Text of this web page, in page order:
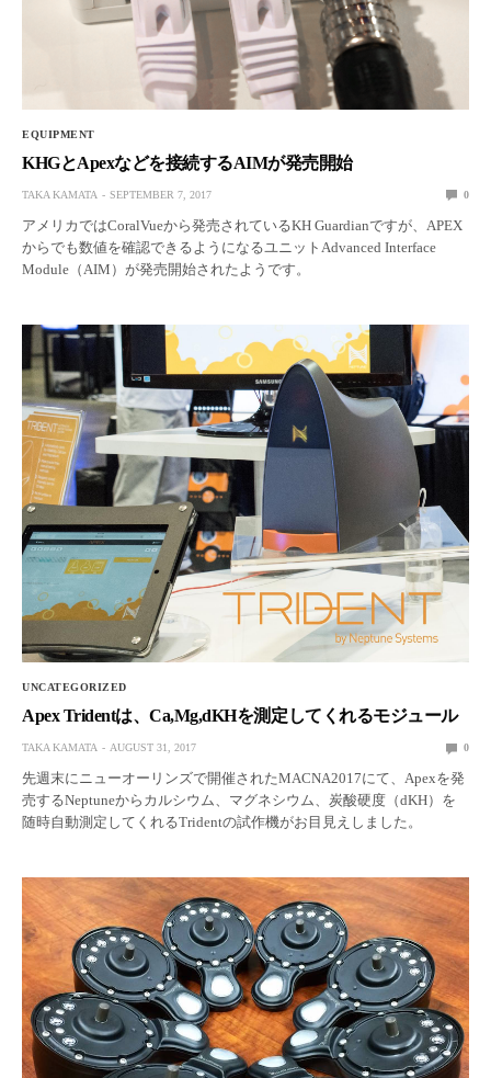
EQUIPMENT
KHGとApexなどを接続するAIMが発売開始
TAKA KAMATA SEPTEMBER 7, 2017 0
アメリカではCoralVueから発売されているKH Guardianですが、APEX
からでも数値を確認できるようになるユニットAdvanced Interface
Module（AIM）が発売開始されたようです。
UNCATEGORIZED
Apex Tridentは、Ca,Mg,dKHを測定してくれるモジュール
TAKA KAMATA AUGUST 31, 2017 0
先週末にニューオーリンズで開催されたMACNA2017にて、Apexを発
売するNeptuneからカルシウム、マグネシウム、炭酸硬度（dKH）を
随時自動測定してくれるTridentの試作機がお目見えしました。